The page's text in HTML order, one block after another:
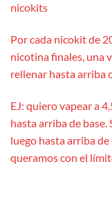
nicokits
Por cada nicokit de
nicotina finales, una
rellenar hasta arriba
EJ: quiero vapear a
hasta arriba de base.
luego hasta arriba
queramos con el